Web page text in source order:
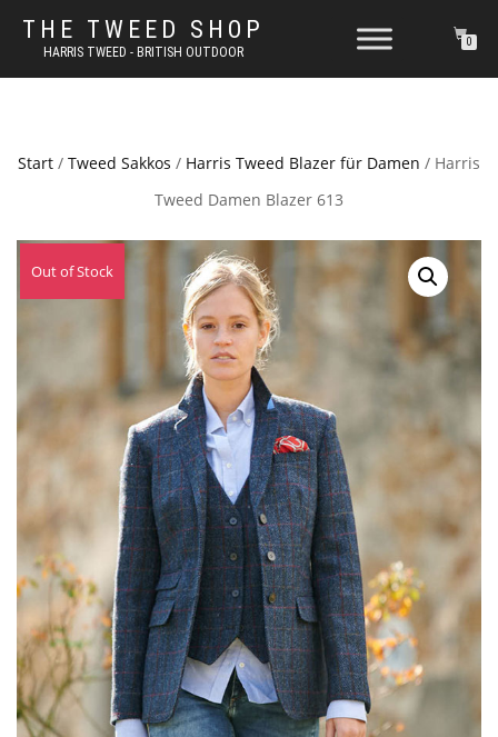
THE TWEED SHOP
HARRIS TWEED - BRITISH OUTDOOR
0
Start / Tweed Sakkos / Harris Tweed Blazer für Damen / Harris
Tweed Damen Blazer 613
Out of Stock